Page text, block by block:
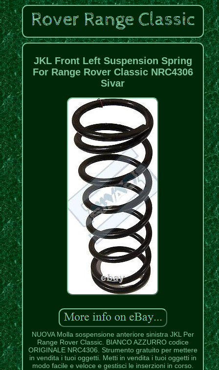
JKL Front Left Suspension Spring
For Range Rover Classic NRC4306
Sivar
NUOVA Molla sospensione anteriore sinistra JKL Per
Range Rover Classic. BIANCO AZZURRO codice
ORIGINALE NRC4306. Strumento gratuito per mettere
in vendita i tuoi oggetti. Metti in vendita i tuoi oggetti in
modo facile e veloce e gestisci le inserzioni in corso.